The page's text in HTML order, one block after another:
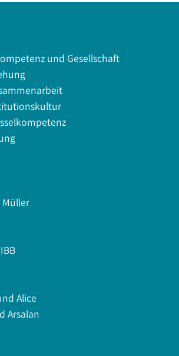
und Gesellschaft
Müller
Alice
Arsalan